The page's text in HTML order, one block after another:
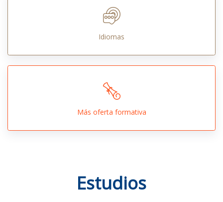
Idiomas
Más oferta formativa
Estudios